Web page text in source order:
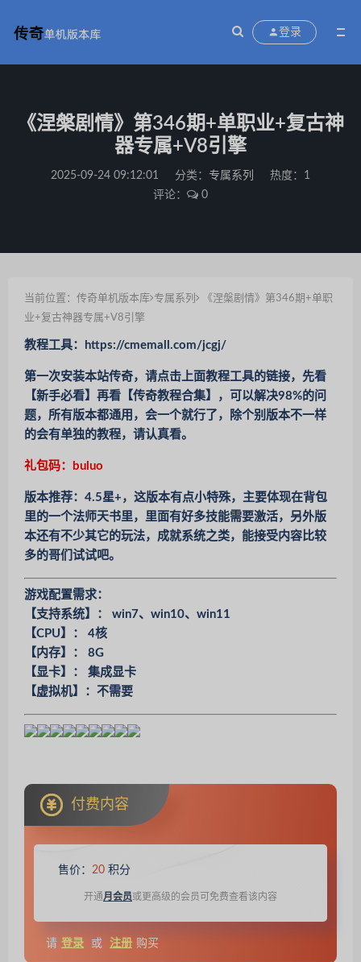
登录
《涅槃剧情》第346期+单职业+复古神
器专属+V8引擎
2025-09-24 09:12:01 分类： 专属系列
热度：1
评论：
0
当前位置： 传奇单机版本库 专属系列
《涅槃剧情》第346期+单职
业+复古神器专属+V8引擎
教程工具：https://cmemall.com/jcgj/
第一次安装本站传奇，请点击上面教程工具的链接，先看
【新手必看】再看【传奇教程合集】，可以解决98%的问
题，所有版本都通用，会一个就行了，除个别版本不一样
的会有单独的教程，请认真看。
礼包码：buluo
版本推荐：4.5星+，这版本有点小特殊，主要体现在背包
里的一个法师天书里，里面有好多技能需要激活，另外版
本还有不少其它的玩法，成就系统之类，能接受内容比较
多的哥们试试吧。
游戏配置需求：
【支持系统】： win7、win10、win11
【CPU】： 4核
【内存】： 8G
【显卡】： 集成显卡
【虚拟机】：不需要
付费内容
售价： 20 积分
开通月会员或更高级的会员可免费查看该内容
请 登录 或 注册 购买